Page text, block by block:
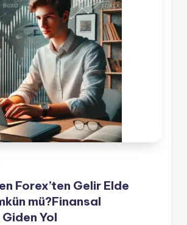
Forex’ten Gelir Elde
mü?Finansal
Yol